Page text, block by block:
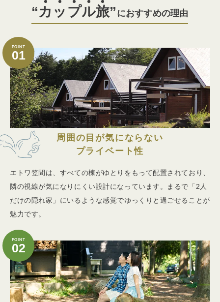
“カ ッ プル旅”におすすめの理由
POINT
01
周囲の目が気にならない
プライベート性
エトワ笠間は、すべての棟がゆとりをもって配置されており、
隣の視線が気になりにくい設計になっています。まるで「2人
だけの隠れ家」にいるような感覚でゆっくりと過ごせることが
魅力です。
POINT
02